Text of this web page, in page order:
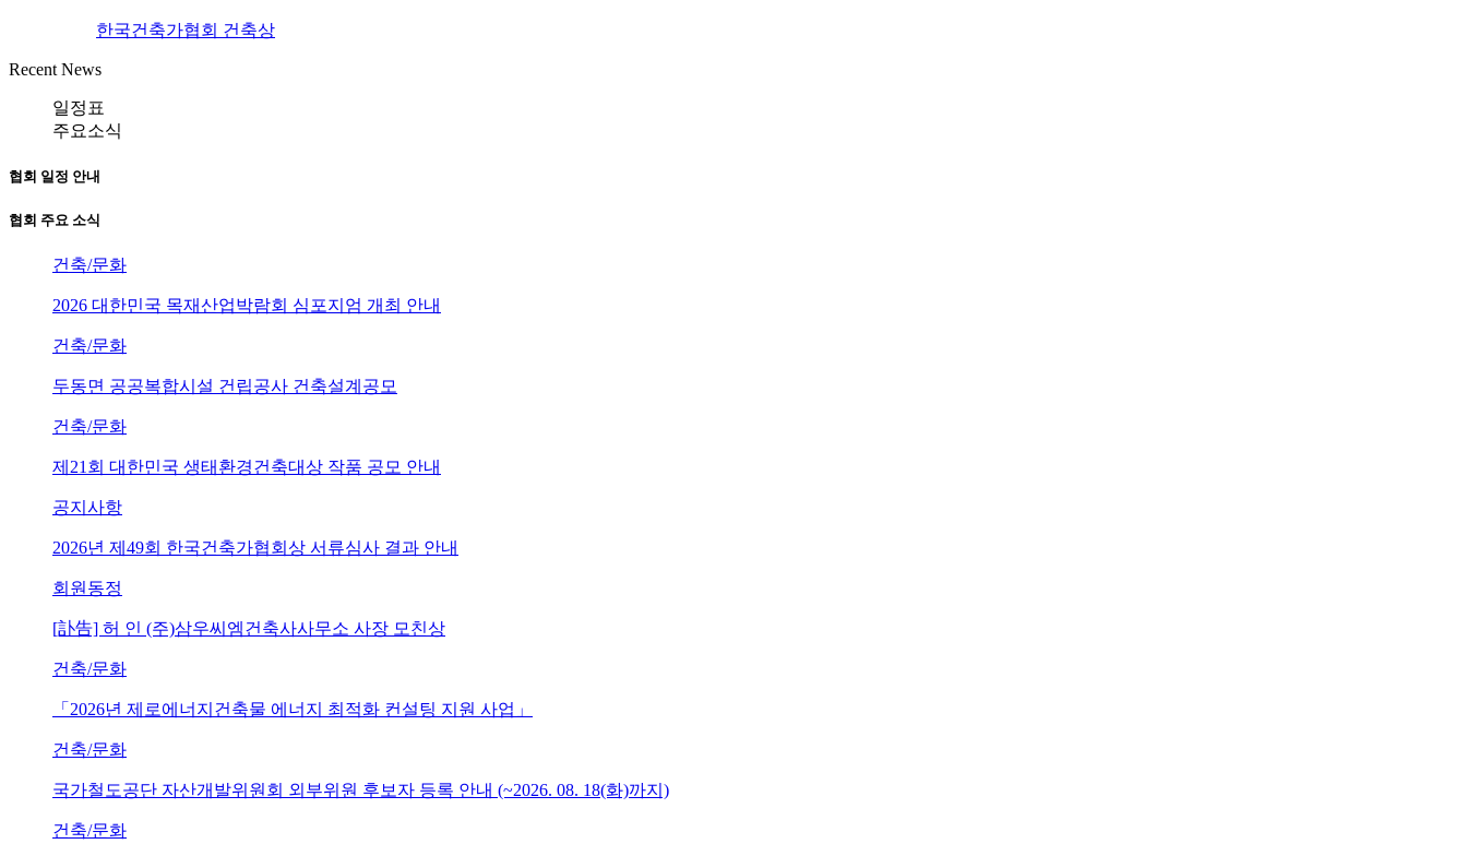
한국건축가협회 건축상
Recent News
일정표
주요소식
협회 일정 안내
협회 주요 소식
건축/문화
2026 대한민국 목재산업박람회 심포지엄 개최 안내
건축/문화
두동면 공공복합시설 건립공사 건축설계공모
건축/문화
제21회 대한민국 생태환경건축대상 작품 공모 안내
공지사항
2026년 제49회 한국건축가협회상 서류심사 결과 안내
회원동정
[訃告] 허 인 (주)삼우씨엠건축사사무소 사장 모친상
건축/문화
「2026년 제로에너지건축물 에너지 최적화 컨설팅 지원 사업」
건축/문화
국가철도공단 자산개발위원회 외부위원 후보자 등록 안내 (~2026. 08. 18(화)까지)
건축/문화